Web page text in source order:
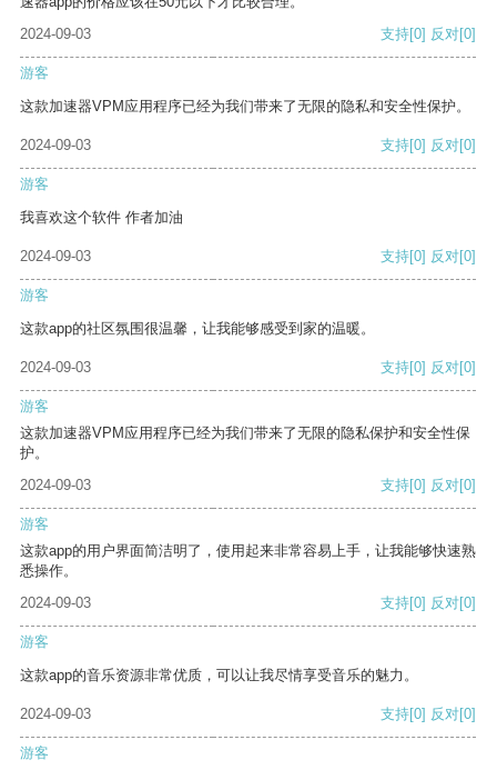
2024-09-03
支持[0] 反对[0]
游客
这款加速器VPM应用程序已经为我们带来了无限的隐私和安全性保护。
2024-09-03 支持[0] 反对[0]
游客
我喜欢这个软件 作者加油
2024-09-03 支持[0] 反对[0]
游客
这款app的社区氛围很温馨，让我能够感受到家的温暖。
2024-09-03 支持[0] 反对[0]
游客
这款加速器VPM应用程序已经为我们带来了无限的隐私保护和安全性保
护。
2024-09-03
支持[0] 反对[0]
游客
这款app的用户界面简洁明了，使用起来非常容易上手，让我能够快速熟
悉操作。
2024-09-03
支持[0] 反对[0]
游客
这款app的音乐资源非常优质，可以让我尽情享受音乐的魅力。
2024-09-03 支持[0] 反对[0]
游客